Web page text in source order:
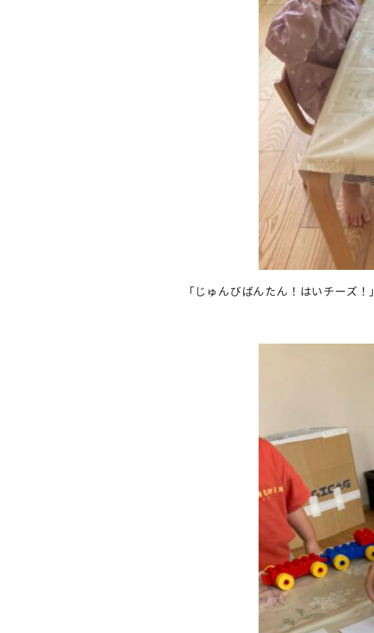
「じゅんびばんたん！はいチーズ！」